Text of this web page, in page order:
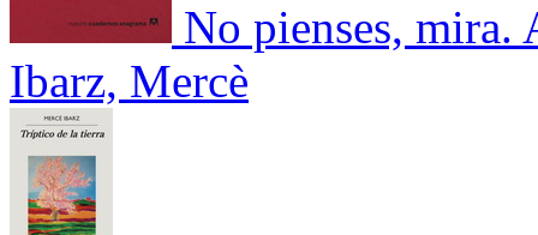
No pienses, mira.
Ibarz, Mercè